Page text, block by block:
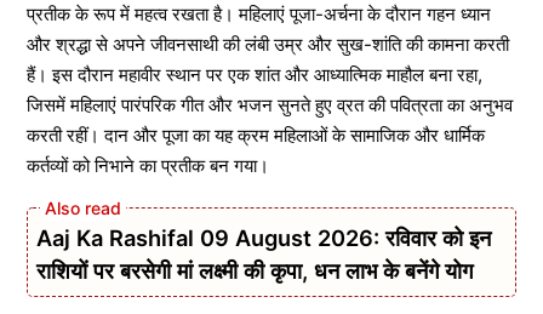
प्रतीक के रूप में महत्व रखता है। महिलाएं पूजा-अर्चना के दौरान गहन ध्यान
और श्रद्धा से अपने जीवनसाथी की लंबी उम्र और सुख-शांति की कामना करती
हैं। इस दौरान महावीर स्थान पर एक शांत और आध्यात्मिक माहौल बना रहा,
जिसमें महिलाएं पारंपरिक गीत और भजन सुनते हुए व्रत की पवित्रता का अनुभव
करती रहीं। दान और पूजा का यह क्रम महिलाओं के सामाजिक और धार्मिक
कर्तव्यों को निभाने का प्रतीक बन गया।
Aaj Ka Rashifal 09 August 2026: रविवार को इन
राशियों पर बरसेगी मां लक्ष्मी की कृपा, धन लाभ के बनेंगे योग